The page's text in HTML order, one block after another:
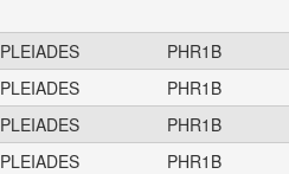
PLEIADES PHR1B
PLEIADES PHR1B
PLEIADES PHR1B
PLEIADES PHR1B